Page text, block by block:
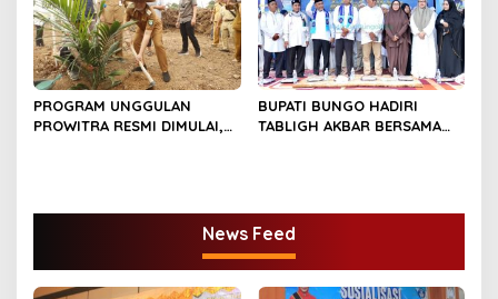
PROGRAM UNGGULAN
PROWITRA RESMI DIMULAI,
BUPATI BUNGO HADIRI
TABLIGH AKBAR BERSAMA
News Feed